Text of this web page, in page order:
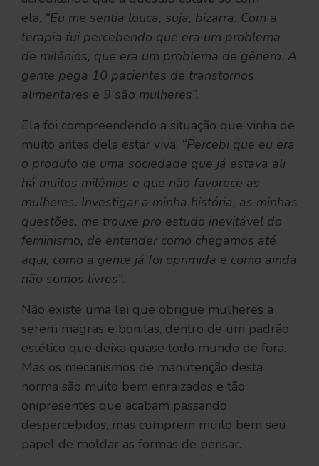
ela. “Eu me sentia louca, suja, bizarra. Com a
terapia fui percebendo que era um problema
de milênios, que era um problema de gênero. A
gente pega 10 pacientes de transtornos
alimentares e 9 são mulheres”.
Ela foi compreendendo a situação que vinha de
muito antes dela estar viva: “Percebi que eu era
o produto de uma sociedade que já estava ali
há muitos milênios e que não favorece as
mulheres. Investigar a minha história, as minhas
questões, me trouxe pro estudo inevitável do
feminismo, de entender como chegamos até
aqui, como a gente já foi oprimida e como ainda
não somos livres”.
Não existe uma lei que obrigue mulheres a
serem magras e bonitas, dentro de um padrão
estético que deixa quase todo mundo de fora.
Mas os mecanismos de manutenção desta
norma são muito bem enraizados e tão
onipresentes que acabam passando
despercebidos, mas cumprem muito bem seu
papel de moldar as formas de pensar.